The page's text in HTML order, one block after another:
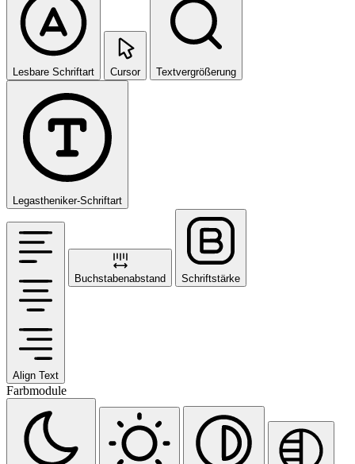
Lesbare Schriftart Cursor Textvergrößerung
Legastheniker-Schriftart
Align Text
Buchstabenabstand Schriftstärke
Farbmodule